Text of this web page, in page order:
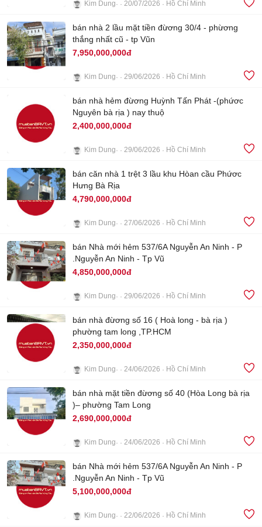
Kim Dung 20/07/2026 Hồ Chí Minh
bán nhà 2 lầu mặt tiền đừơng 30/4 - phừơng
thắng nhất cũ - tp Vũn
7,950,000,000đ
Kim Dung 29/06/2026 Hồ Chí Minh
bán nhà hẻm đừơng Huỳnh Tấn Phát -(phứơc
Nguyên bà rịa ) nay thuộ
2,400,000,000đ
Kim Dung 29/06/2026 Hồ Chí Minh
bán căn nhà 1 trệt 3 lầu khu Hòan cầu Phứơc
Hưng Bà Rịa
4,790,000,000đ
Kim Dung 27/06/2026 Hồ Chí Minh
bán Nhà mới hẻm 537/6A Nguyễn An Ninh - P
.Nguyễn An Ninh - Tp Vũ
4,850,000,000đ
Kim Dung 29/06/2026 Hồ Chí Minh
bán nhà đừơng số 16 ( Hoà long - bà rịa )
phường tam long ,TP.HCM
2,350,000,000đ
Kim Dung 24/06/2026 Hồ Chí Minh
bán nhà mặt tiền đừơng số 40 (Hòa Long bà rịa
)– phường Tam Long
2,690,000,000đ
Kim Dung 24/06/2026 Hồ Chí Minh
bán Nhà mới hẻm 537/6A Nguyễn An Ninh - P
.Nguyễn An Ninh - Tp Vũ
5,100,000,000đ
Kim Dung 22/06/2026 Hồ Chí Minh